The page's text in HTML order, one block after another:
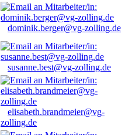
dominik.berger@vg-zolling.de
susanne.best@vg-zolling.de
elisabeth.brandmeier@vg-
zolling.de